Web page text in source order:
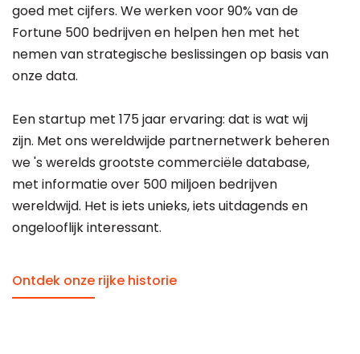
goed met cijfers. We werken voor 90% van de
Fortune 500 bedrijven en helpen hen met het
nemen van strategische beslissingen op basis van
onze data.
Een startup met 175 jaar ervaring: dat is wat wij
zijn. Met ons wereldwijde partnernetwerk beheren
we 's werelds grootste commerciële database,
met informatie over 500 miljoen bedrijven
wereldwijd. Het is iets unieks, iets uitdagends en
ongelooflijk interessant.
Ontdek onze rijke historie